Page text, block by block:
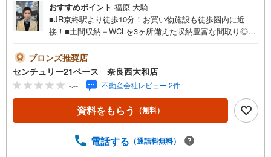
おすすめポイント 福原 大騎
■JR京終駅より徒歩10分！お買い物施設も徒歩圏内に近
接！■土間収納＋WCLを3ヶ所備えた収納豊富な間取り◎！
わりのお時間でもご見学可！・今から見たい！というお声
にもご対応できます！◇住宅ローンもお任せください！
◇・提携銀行多数あり（地方銀行・都市銀行・信用金庫et
c）・優遇後適用金利 0.875％～（審査内容により異なりま
す）--- ◇◇ Yahoo！不動産キャンペーン対象店舗 ◇◇ ----
当店で物件を成約いただくとPayPayボーナスライトがもら
なります。「資料をもらう」「見学予約をする」からエン
ブロンズ推奨店
センチュリー21ベース 奈良西大和店
-.-- 不動産会社レビュー 2件
資料をもらう （無料）
電話する （通話料無料）